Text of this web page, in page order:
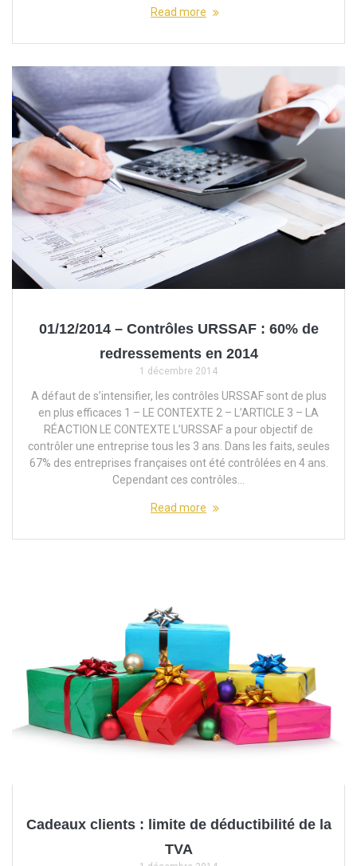
Read more
01/12/2014 – Contrôles URSSAF : 60% de
redressements en 2014
1 décembre 2014
A défaut de s’intensifier, les contrôles URSSAF sont de plus
en plus efficaces 1 – LE CONTEXTE 2 – L’ARTICLE 3 – LA
RÉACTION LE CONTEXTE L’URSSAF a pour objectif de
contrôler une entreprise tous les 3 ans. Dans les faits, seules
67% des entreprises françaises ont été contrôlées en 4 ans.
Cependant ces contrôles…
Read more
Cadeaux clients : limite de déductibilité de la
TVA